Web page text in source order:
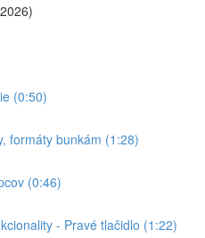
(0:50)
formáty bunkám (1:28)
(0:46)
- Pravé tlačidlo (1:22)